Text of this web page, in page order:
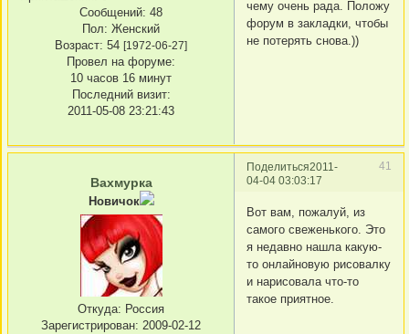
Сообщений: 48
Пол: Женский
Возраст: 54 [1972-06-27]
Провел на форуме:
10 часов 16 минут
Последний визит:
2011-05-08 23:21:43
чему очень рада. Положу
форум в закладки, чтобы
не потерять снова.))
Поделиться 41
2011-
04-04 03:03:17
Вахмурка
Новичок
Откуда: Россия
Зарегистрирован: 2009-02-12
Вот вам, пожалуй, из
самого свеженького. Это
я недавно нашла какую-
то онлайновую рисовалку
и нарисовала что-то
такое приятное.